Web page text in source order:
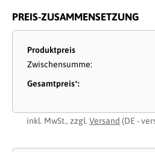
PREIS-ZUSAMMENSETZUNG
Produktpreis
Zwischensumme:
Gesamtpreis*:
inkl. MwSt., zzgl. Versand (DE -